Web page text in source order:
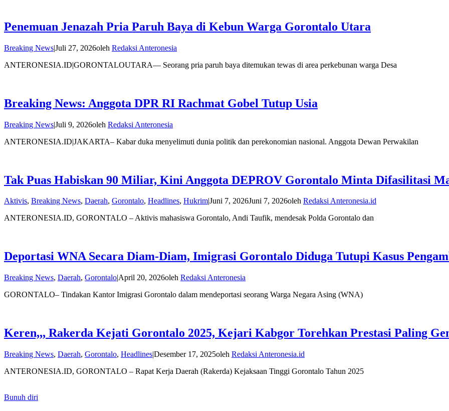
Penemuan Jenazah Pria Paruh Baya di Kebun Warga Gorontalo Utara
Breaking News|Juli 27, 2026oleh Redaksi Anteronesia
ANTERONESIA.ID|GORONTALOUTARA— Seorang pria paruh baya ditemukan tewas di area perkebunan warga Desa
Breaking News: Anggota DPR RI Rachmat Gobel Tutup Usia
Breaking News|Juli 9, 2026oleh Redaksi Anteronesia
ANTERONESIA.ID|JAKARTA– Kabar duka menyelimuti dunia politik dan perekonomian nasional. Anggota Dewan Perwakilan
Tak Puas Habiskan 90 Miliar, Kini Anggota DEPROV Gorontalo Minta Difasilitasi
Aktivis, Breaking News, Daerah, Gorontalo, Headlines, HukrimJuni 7, 2026Juni 7, 2026oleh Redaksi Anteronesia.id
ANTERONESIA.ID, GORONTALO – Aktivis mahasiswa Gorontalo, Andi Taufik, mendesak Polda Gorontalo dan
Deportasi WNA Secara Diam-Diam, Imigrasi Gorontalo Diduga Tutupi Kasus
Breaking News, Daerah, Gorontalo|April 20, 2026oleh Redaksi Anteronesia
‎GORONTALO– Tindakan Kantor Imigrasi Gorontalo dalam mendeportasi seorang Warga Negara Asing (WNA)
Keren,,, Rakerda Kejati Gorontalo 2025, Kejari Kabgor Torehkan Prestasi Paling
Breaking News, Daerah, Gorontalo, Headlines|Desember 17, 2025oleh Redaksi Anteronesia.id
ANTERONESIA.ID, GORONTALO – Rapat Kerja Daerah (Rakerda) Kejaksaan Tinggi Gorontalo Tahun 2025
Bunuh diri